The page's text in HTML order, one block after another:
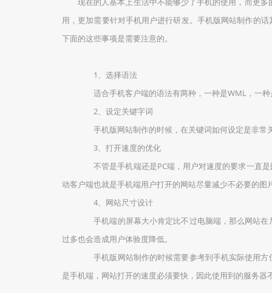
用，更加需要针对手机用户进行研发。手机版网站制作的
下面的这些事项是需要注意的。
1、选择语法
适合手机客户端的语法有两种，一种是WML，一种
2、设定关键字词
手机版网站制作的时候，在关键词如何设定是非常
3、打开速度的优化
不管是手机端还是PC端，用户对速度的要求一直是
动客户端也就是手机端用户打开的网站尽量减少不必要的
4、网站尺寸设计
手机端的屏幕大小肯定比不过电脑端，那么网站在
过多也会造成用户体验度降低。
手机版网站制作的时候需要参考到手机实际使用方
是手机端，网站打开的速度必须要快，因此使用到的服务器